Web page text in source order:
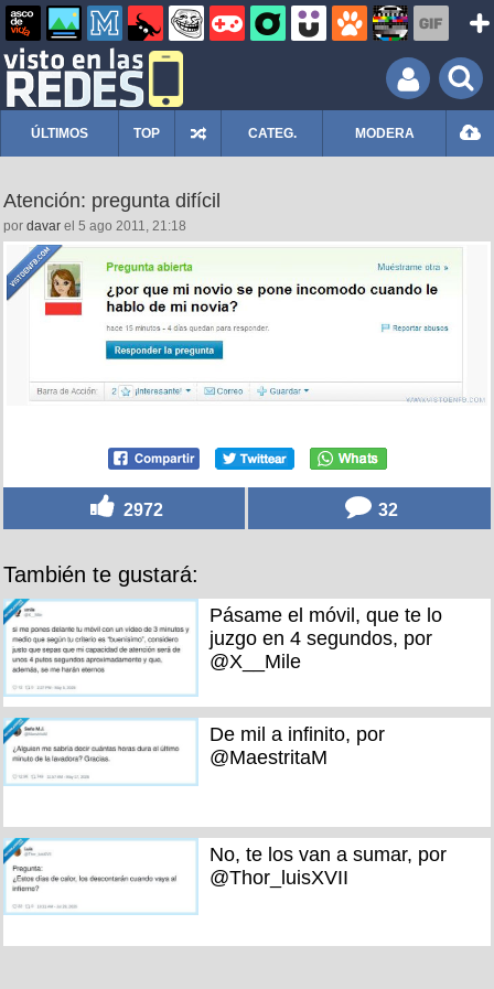
ÚLTIMOS TOP CATEG. MODERA
Atención: pregunta difícil
por davar el 5 ago 2011, 21:18
2972 32
También te gustará:
Pásame el móvil, que te lo
juzgo en 4 segundos, por
@X__Mile
De mil a infinito, por
@MaestritaM
No, te los van a sumar, por
@Thor_luisXVII